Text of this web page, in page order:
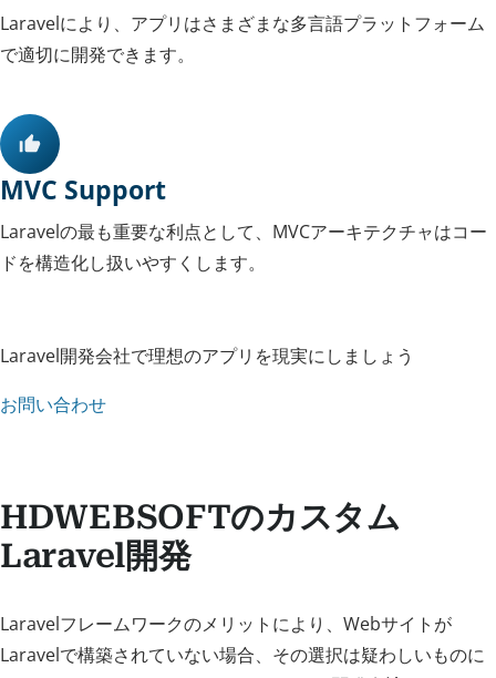
Laravelにより、アプリはさまざまな多言語プラットフォーム
で適切に開発できます。
MVC Support
Laravelの最も重要な利点として、MVCアーキテクチャはコー
ドを構造化し扱いやすくします。
Laravel開発会社で理想のアプリを現実にしましょう
お問い合わせ
HDWEBSOFTのカスタム
Laravel開発
Laravelフレームワークのメリットにより、Webサイトが
Laravelで構築されていない場合、その選択は疑わしいものに